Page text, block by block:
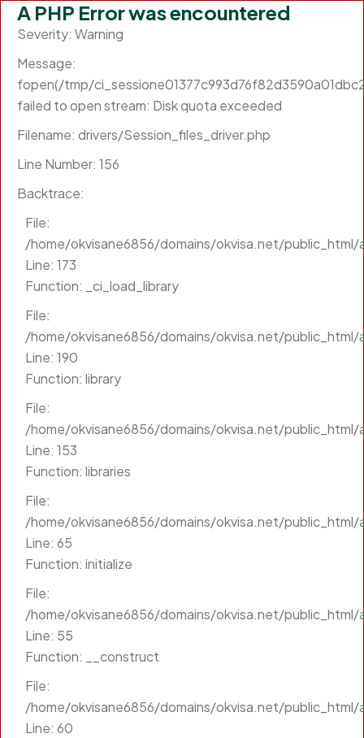
A PHP Error was encountered
Severity: Warning
Message:
fopen(/tmp/
failed to open stream: Disk quota exceeded
Filename: drivers/Session_files_driver.php
Line Number: 156
Backtrace:
File:
/home/okvisane6856/domains/okvisa.net/
Line: 173
Function: _ci_load_library
File:
/home/okvisane6856/domains/okvisa.net/
Line: 190
Function: library
File:
/home/okvisane6856/domains/okvisa.net/
Line: 153
Function: libraries
File:
/home/okvisane6856/domains/okvisa.net/
Line: 65
Function: initialize
File:
/home/okvisane6856/domains/okvisa.net/
Line: 55
Function: __construct
File:
/home/okvisane6856/domains/okvisa.net/
Line: 60